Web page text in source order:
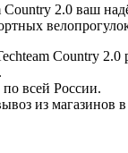
Country 2.0 ваш
Country 2.0
всей России.
из магазинов